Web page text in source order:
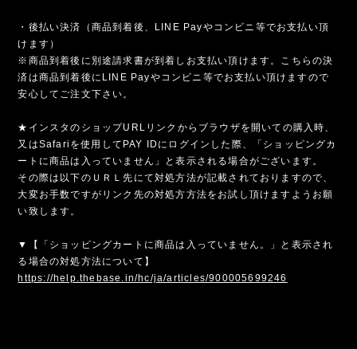
・後払い決済（商品到着後、LINE Payやコンビニ等でお支払い頂
けます）
※商品到着後に別途請求書が到着しお支払い頂けます。こちらの決
済は商品到着後にLINE Payやコンビニ等でお支払い頂けますので
安心してご注文下さい。
★インスタのショップURLリンクからブラウザを開いての購入時、
又はSafariを使用してPAY IDにログインした際、「ショッピングカ
ートに商品は入っていません」と表示される場合がございます。
その際は以下のＵＲＬ先にて対処方法が記載されておりますので、
大変お手数ですがリンク先の対処方方法をお試し頂けますようお願
い致します。
▼【「ショッピングカートに商品は入っていません。」と表示され
る場合の対処方法について】
https://help.thebase.in/hc/ja/articles/900005699246